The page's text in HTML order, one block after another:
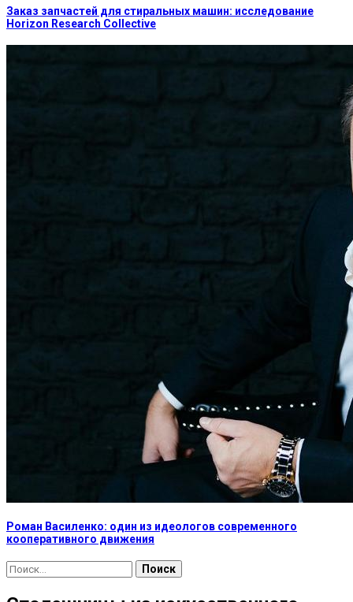
Заказ запчастей для стиральных машин: исследование
Horizon Research Collective
Роман Василенко: один из идеологов современного
кооперативного движения
Найти: